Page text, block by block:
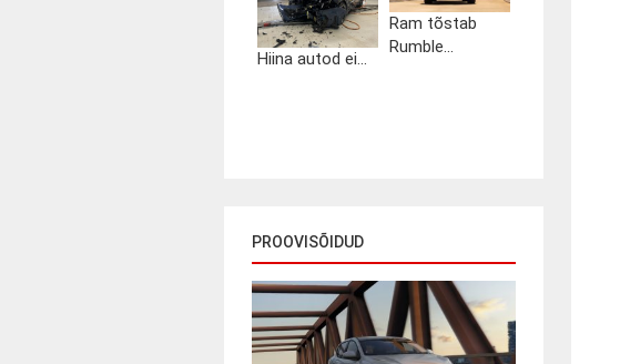
Hiina autod ei...
Ram tõstab
Rumble...
PROOVISÕIDUD